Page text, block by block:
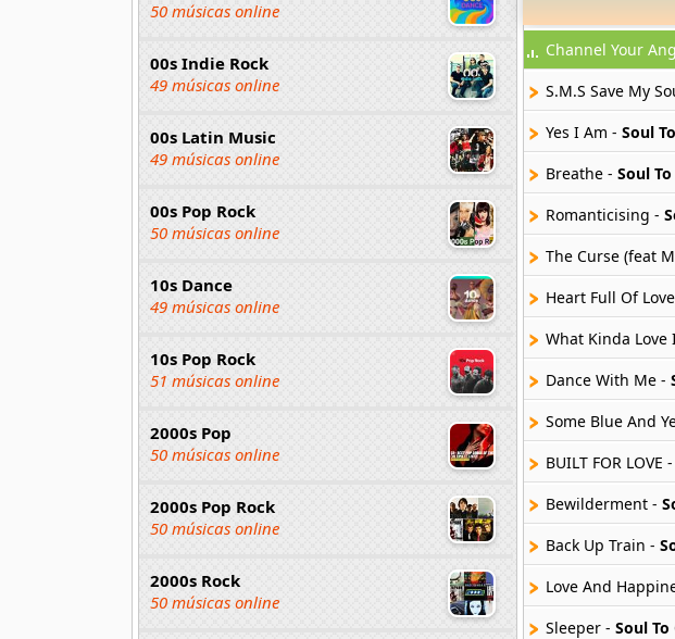
50 músicas online
00s Indie Rock
49 músicas online
00s Latin Music
49 músicas online
00s Pop Rock
50 músicas online
10s Dance
49 músicas online
10s Pop Rock
51 músicas online
2000s Pop
50 músicas online
2000s Pop Rock
50 músicas online
2000s Rock
50 músicas online
Channel Your
S.M.S Save My
Yes I Am - Soul
Breathe - Soul
Romanticising -
The Curse (feat
Heart Full Of
What Kinda Love
Dance With Me -
Some Blue And
BUILT FOR LOVE -
Bewilderment -
Back Up Train -
Love And
Sleeper - Soul To